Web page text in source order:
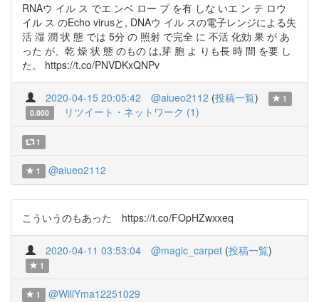
RNAウ イル ス でエ ンベ ロー プ を有 しな いエ ン テ ロウ
イル ス のEcho virusと, DNAウ イル スの電子レンジによる失
活 湿 潤 状 態 では 5分 の 照射 で完全 に 不活 化効 果 が あ
った が、乾 燥 状 態 のもの は,芽 胞 よ りも長 時 間 を要 し
た。 https://t.co/PNVDKxQNPv
2020-04-15 20:05:42 @aiueo2112 (投稿一覧)
1
0.000
リツイート・ネットワーク (1)
1
1 @aiueo2112
こういうのもあった https://t.co/FOpHZwxxeq
2020-04-11 03:53:04 @magic_carpet (投稿一覧)
1
1 @WillYma12251029